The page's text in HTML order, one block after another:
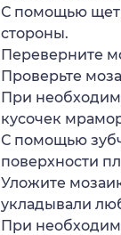
С помощью
стороны.
Переверните
Проверьте
При
кусочек
С помощью
поверхности
Уложите
укладывали
При